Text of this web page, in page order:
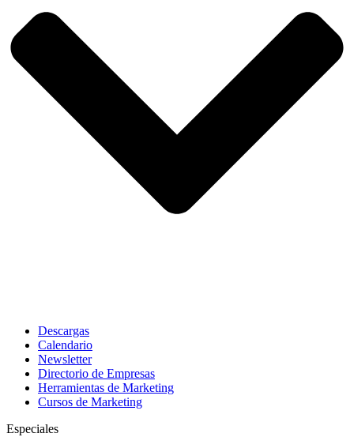
Descargas
Calendario
Newsletter
Directorio de Empresas
Herramientas de Marketing
Cursos de Marketing
Especiales